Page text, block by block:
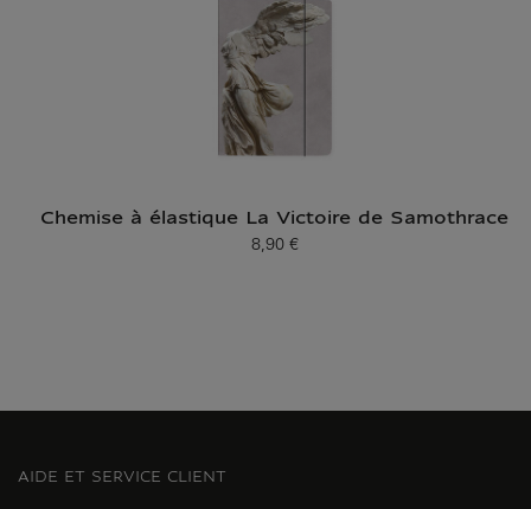
Chemise à élastique La Victoire de Samothrace
Prix ​​actuel
8,90 €
AIDE ET SERVICE CLIENT